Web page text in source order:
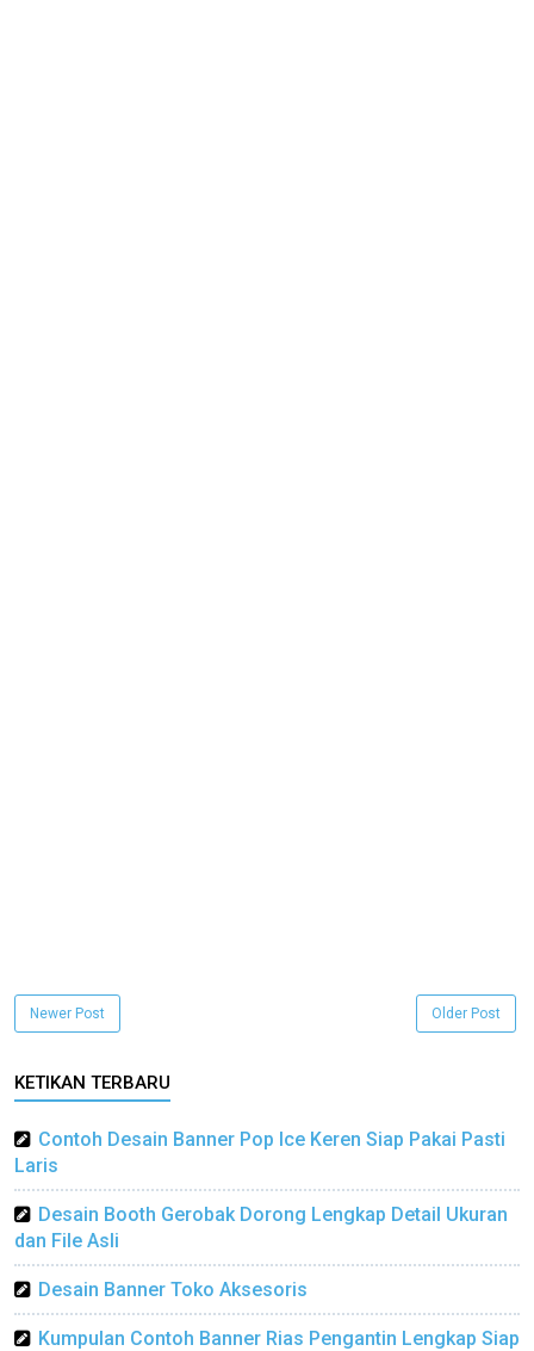
Newer Post Older Post
KETIKAN TERBARU
Contoh Desain Banner Pop Ice Keren Siap Pakai Pasti
Laris
Desain Booth Gerobak Dorong Lengkap Detail Ukuran
dan File Asli
Desain Banner Toko Aksesoris
Kumpulan Contoh Banner Rias Pengantin Lengkap Siap